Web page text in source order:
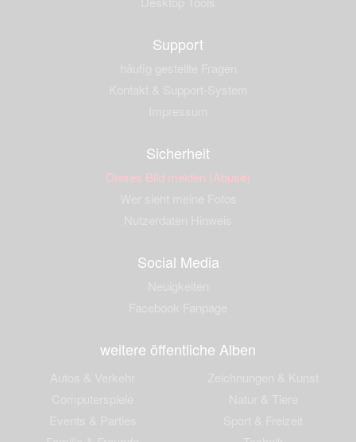
Support
Sicherheit
Dieses Bild melden (Abuse)
Social Media
weitere öffentliche Alben